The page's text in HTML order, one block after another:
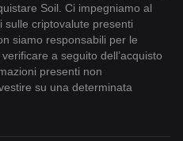
Soil. Ci impegniamo al
sulle criptovalute presenti
siamo responsabili per le
a seguito dell’acquisto
presenti non
su una determinata